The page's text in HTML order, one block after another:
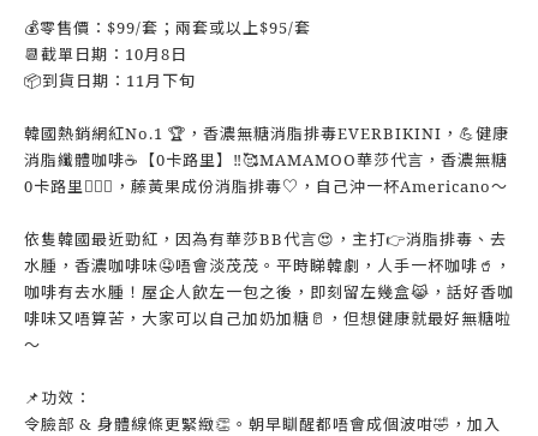
💰零售價：$99/套；兩套或以上$95/套
📆截單日期：10月8日
📦到貨日期：11月下旬
韓國熱銷網紅No.1 🏆，香濃無糖消脂排毒EVERBIKINI，💪健康
消脂纖體咖啡☕【0卡路里】‼️🥰MAMAMOO華莎代言，香濃無糖
0卡路里🏋🏻‍♀，藤黃果成份消脂排毒♡，自己沖一杯Americano～
依隻韓國最近勁紅，因為有華莎BB代言😍，主打👉消脂排毒、去
水腫，香濃咖啡味🤤唔會淡茂茂。平時睇韓劇，人手一杯咖啡🥤，
咖啡有去水腫！屋企人飲左一包之後，即刻留左幾盒😹，話好香咖
啡味又唔算苦，大家可以自己加奶加糖🥛，但想健康就最好無糖啦
～
📌功效：
令臉部 & 身體線條更緊緻👏。朝早瞓醒都唔會成個波咁🤣，加入